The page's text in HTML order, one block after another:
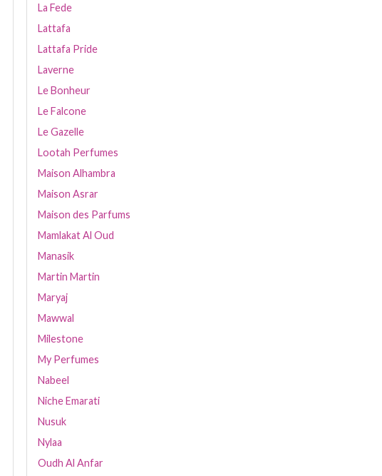
La Fede
Lattafa
Lattafa Pride
Laverne
Le Bonheur
Le Falcone
Le Gazelle
Lootah Perfumes
Maison Alhambra
Maison Asrar
Maison des Parfums
Mamlakat Al Oud
Manasik
Martin Martin
Maryaj
Mawwal
Milestone
My Perfumes
Nabeel
Niche Emarati
Nusuk
Nylaa
Oudh Al Anfar